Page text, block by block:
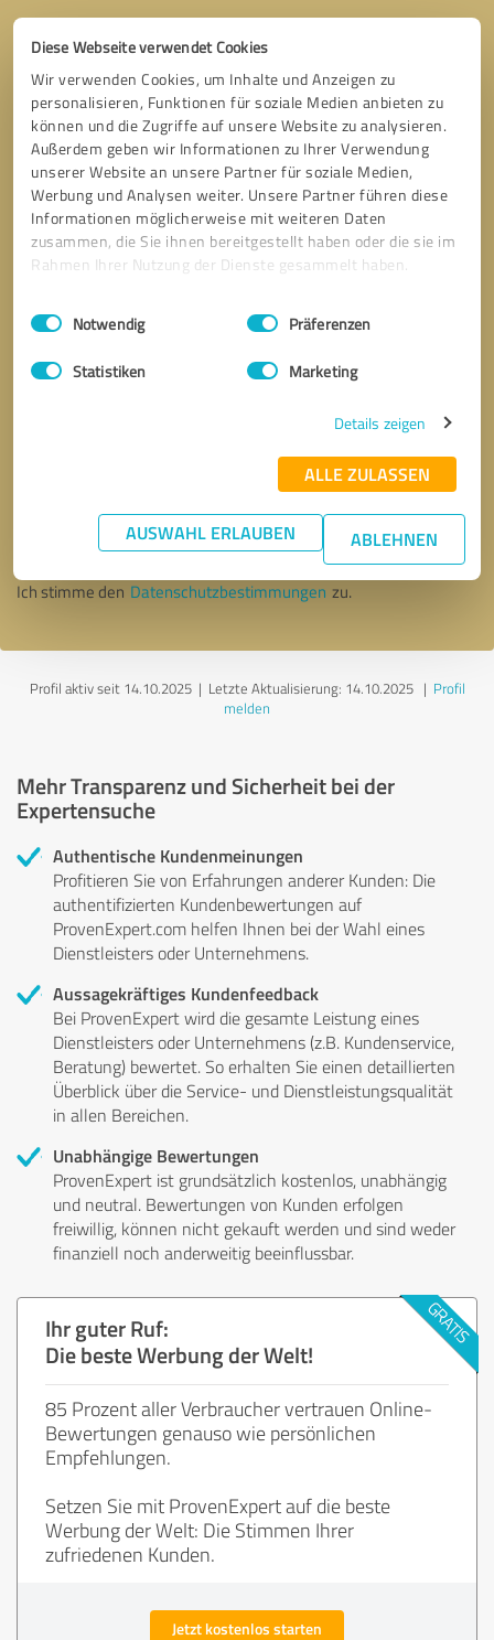
Diese Webseite verwendet Cookies
Wir verwenden Cookies, um Inhalte und Anzeigen zu
personalisieren, Funktionen für soziale Medien anbieten zu
können und die Zugriffe auf unsere Website zu analysieren.
Außerdem geben wir Informationen zu Ihrer Verwendung
unserer Website an unsere Partner für soziale Medien,
Werbung und Analysen weiter. Unsere Partner führen diese
Informationen möglicherweise mit weiteren Daten
zusammen, die Sie ihnen bereitgestellt haben oder die sie im
Rahmen Ihrer Nutzung der Dienste gesammelt haben.
Impressum Datenschutzbestimmungen
Einwilligungsauswahl
Notwendig Präferenzen
Statistiken Marketing
Details zeigen
ALLE ZULASSEN
AUSWAHL ERLAUBEN ABLEHNEN
* Erforderliche Angaben
Nachricht senden
Ich stimme den Datenschutzbestimmungen zu.
Profil aktiv seit 14.10.2025 | Letzte Aktualisierung: 14.10.2025| Profil
melden
Mehr Transparenz und Sicherheit bei der
Expertensuche
Authentische Kundenmeinungen
Profitieren Sie von Erfahrungen anderer Kunden: Die
authentifizierten Kundenbewertungen auf
ProvenExpert.com helfen Ihnen bei der Wahl eines
Dienstleisters oder Unternehmens.
Aussagekräftiges Kundenfeedback
Bei ProvenExpert wird die gesamte Leistung eines
Dienstleisters oder Unternehmens (z.B. Kundenservice,
Beratung) bewertet. So erhalten Sie einen detaillierten
Überblick über die Service- und Dienstleistungsqualität
in allen Bereichen.
Unabhängige Bewertungen
ProvenExpert ist grundsätzlich kostenlos, unabhängig
und neutral. Bewertungen von Kunden erfolgen
freiwillig, können nicht gekauft werden und sind weder
finanziell noch anderweitig beeinflussbar.
Ihr guter Ruf:
Die beste Werbung der Welt!
85 Prozent aller Verbraucher vertrauen Online-
Bewertungen genauso wie persönlichen
Empfehlungen.
Setzen Sie mit ProvenExpert auf die beste
Werbung der Welt: Die Stimmen Ihrer
zufriedenen Kunden.
Jetzt kostenlos starten